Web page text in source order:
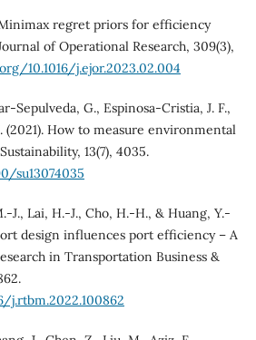
regret priors for efficiency
of Operational Research, 309(3),
10.1016/j.ejor.2023.02.004
Sepulveda, G., Espinosa-Cristia, J. F.,
(2021). How to measure environmental
13(7), 4035.
su13074035
J., Lai, H.-J., Cho, H.-H., & Huang, Y.-
design influences port efficiency – A
in Transportation Business &
j.rtbm.2022.100862